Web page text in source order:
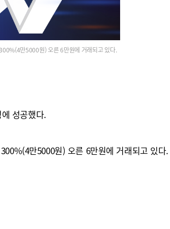
만5000원) 오른 6만원에 거래되고 있다.
성공했다.
만5000원) 오른 6만원에 거래되고 있다.